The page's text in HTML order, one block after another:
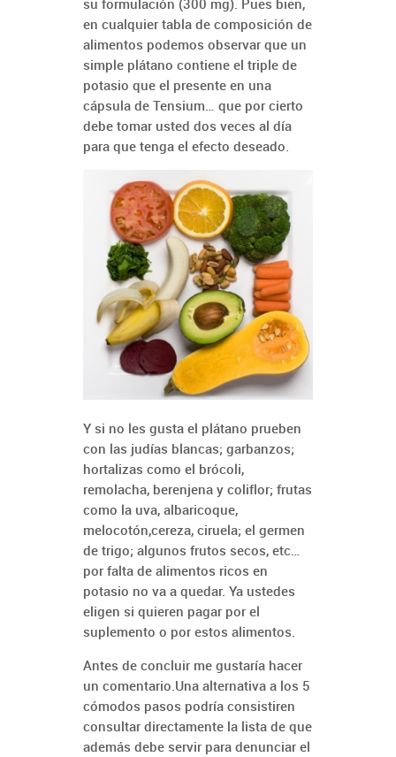
su formulación (300 mg). Pues bien,
en cualquier tabla de composición de
alimentos podemos observar que un
simple plátano contiene el triple de
potasio que el presente en una
cápsula de Tensium… que por cierto
debe tomar usted dos veces al día
para que tenga el efecto deseado.
Y si no les gusta el plátano prueben
con las judías blancas; garbanzos;
hortalizas como el brócoli,
remolacha, berenjena y coliflor; frutas
como la uva, albaricoque,
melocotón,cereza, ciruela; el germen
de trigo; algunos frutos secos, etc…
por falta de alimentos ricos en
potasio no va a quedar. Ya ustedes
eligen si quieren pagar por el
suplemento o por estos alimentos.
Antes de concluir me gustaría hacer
un comentario.Una alternativa a los 5
cómodos pasos podría consistiren
consultar directamente la lista de que
además debe servir para denunciar el